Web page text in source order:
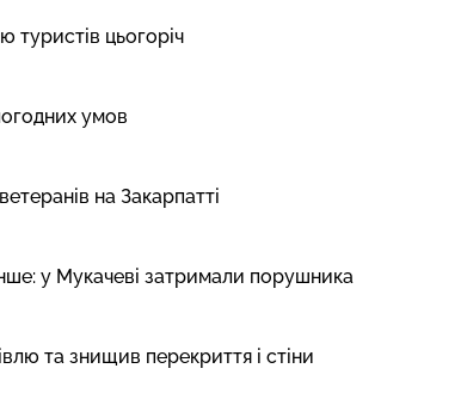
туристів цьогоріч
умов
на Закарпатті
у Мукачеві затримали порушника
та знищив перекриття і стіни